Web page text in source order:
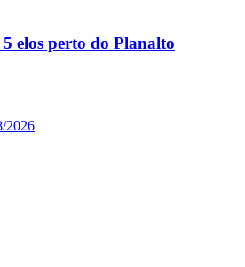
elos perto do Planalto
2026